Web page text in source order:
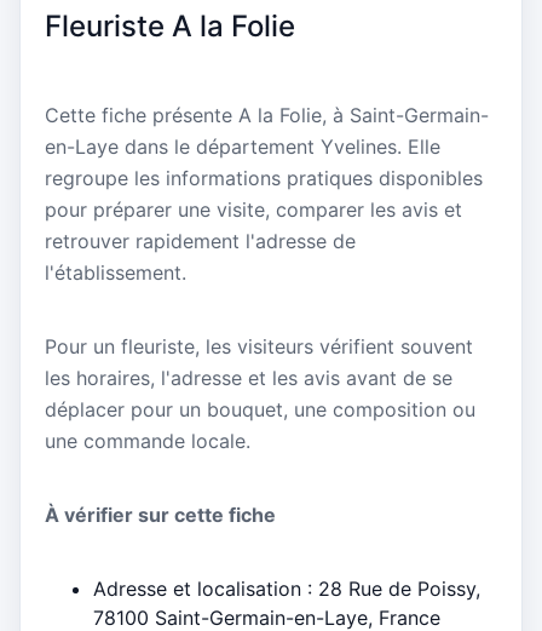
Fleuriste A la Folie
Cette fiche présente A la Folie, à Saint-Germain-
en-Laye dans le département Yvelines. Elle
regroupe les informations pratiques disponibles
pour préparer une visite, comparer les avis et
retrouver rapidement l'adresse de
l'établissement.
Pour un fleuriste, les visiteurs vérifient souvent
les horaires, l'adresse et les avis avant de se
déplacer pour un bouquet, une composition ou
une commande locale.
À vérifier sur cette fiche
Adresse et localisation : 28 Rue de Poissy,
78100 Saint-Germain-en-Laye, France